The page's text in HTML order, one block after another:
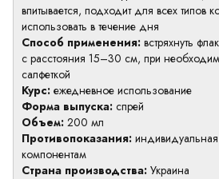
впитывается, подходит для всех типов
использовать в течение дня
Способ применения: встряхнуть
с расстояния 15–30 см, при
салфеткой
Курс: ежедневное использование
Форма выпуска: спрей
Объем: 200 мл
Противопоказания: индивидуальная
компонентам
Страна производства: Украина